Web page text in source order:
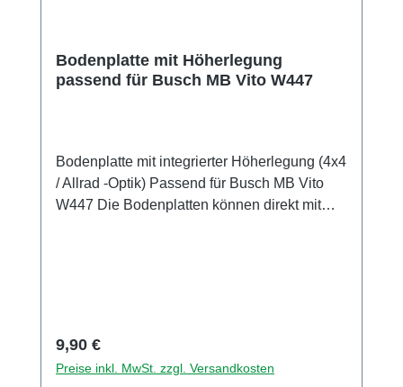
Bodenplatte mit Höherlegung
passend für Busch MB Vito W447
Bodenplatte mit integrierter Höherlegung (4x4
/ Allrad -Optik) Passend für Busch MB Vito
W447 Die Bodenplatten können direkt mit
Originalbauteils verwendet werden. Ein
vorhandenes Modell muss soweit zerlegt
Regulärer Preis:
9,90 €
Preise inkl. MwSt. zzgl. Versandkosten